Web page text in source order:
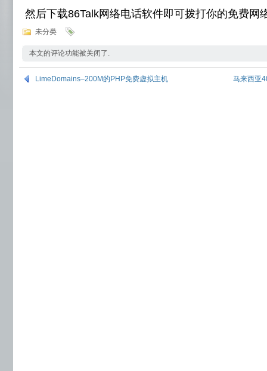
然后下载86Talk网络电话软件即可拨打你的免费网
未分类
本文的评论功能被关闭了.
LimeDomains–200M的PHP免费虚拟主机 马来西亚